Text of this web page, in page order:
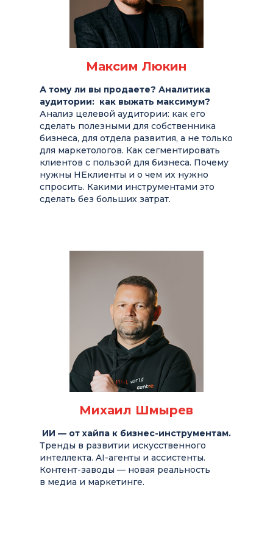
Максим Люкин
А тому ли вы продаете? Аналитика
аудитории: как выжать максимум?
Анализ целевой аудитории: как его
сделать полезными для собственника
бизнеса, для отдела развития, а не только
для маркетологов. Как сегментировать
клиентов с пользой для бизнеса. Почему
нужны НЕклиенты и о чем их нужно
спросить. Какими инструментами это
сделать без больших затрат.
Михаил Шмырев
ИИ — от хайпа к бизнес-инструментам.
Тренды в развитии искусственного
интеллекта. AI-агенты и ассистенты.
Контент-заводы — новая реальность
в медиа и маркетинге.